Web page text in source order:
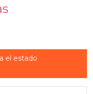
el estado